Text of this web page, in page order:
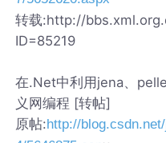
转载:http://
ID=85219
在.Net中利用jena、
义网编程 [转帖]
原帖:http://